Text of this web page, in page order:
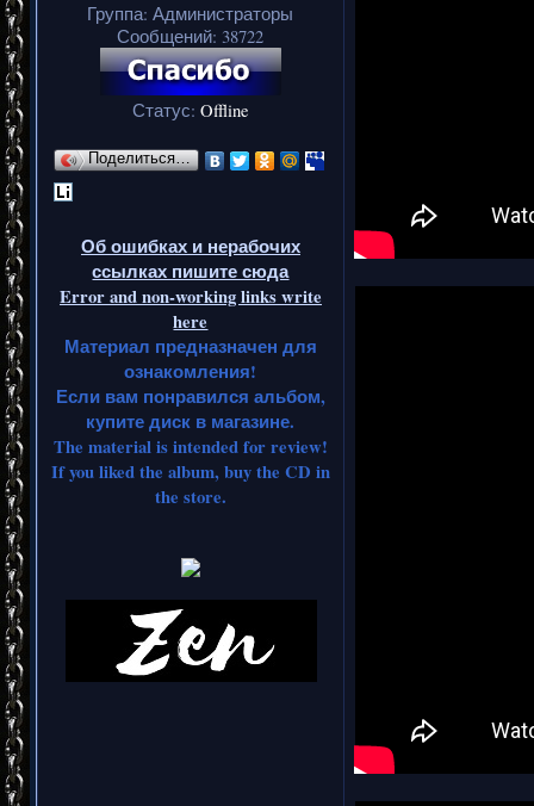
Группа: Администраторы
Сообщений: 38722
Статус: Offline
Поделиться…
Об ошибках и нерабочих
ссылках пишите сюда
Error and non-working links write
here
Материал предназначен для
ознакомления!
Если вам понравился альбом,
купите диск в магазине.
The material is intended for review!
If you liked the album, buy the CD in
the store.